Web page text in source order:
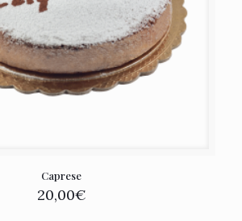
Caprese
20,00€